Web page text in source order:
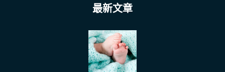
最新文章